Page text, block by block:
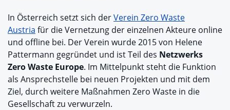
In Österreich setzt sich derVerein Zero Waste
Austria für die Vernetzung der einzelnen Akteure online
und offline bei. Der Verein wurde 2015 von Helene
Pattermann gegründet und ist Teil des Netzwerks
Zero Waste Europe. Im Mittelpunkt steht die Funktion
als Ansprechstelle bei neuen Projekten und mit dem
Ziel, durch weitere Maßnahmen Zero Waste in die
Gesellschaft zu verwurzeln.